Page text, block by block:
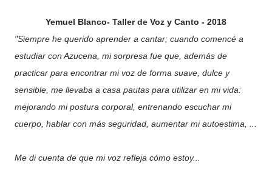
Yemuel Blanco- Taller de Voz y Canto - 2018
"Siempre he querido aprender a cantar; cuando comencé a
estudiar con Azucena, mi sorpresa fue que, además de
practicar para encontrar mi voz de forma suave, dulce y
sensible, me llevaba a casa pautas para utilizar en mi vida:
mejorando mi postura corporal, entrenando escuchar mi
cuerpo, hablar con más seguridad, aumentar mi autoestima, ...
Me di cuenta de que mi voz refleja cómo estoy...